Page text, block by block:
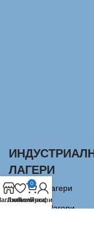
ЛАГЕРИ
Сачмени лагери
Аксиални Лагери
Любими
0
Количка
Профил